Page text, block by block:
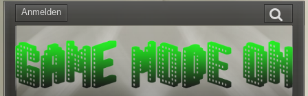
Anmelden